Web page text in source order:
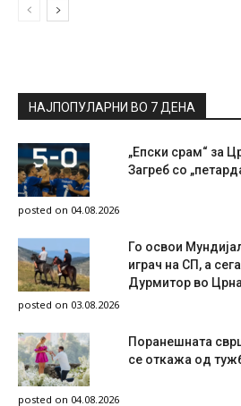
НАЈПОПУЛАРНИ ВО 7 ДЕНА
„Епски срам“ за
Загреб со
posted on 04.08.2026
Го освои
играч на СП, а
Дурмитор во
posted on 03.08.2026
Поранешната
се откажа од
posted on 04.08.2026